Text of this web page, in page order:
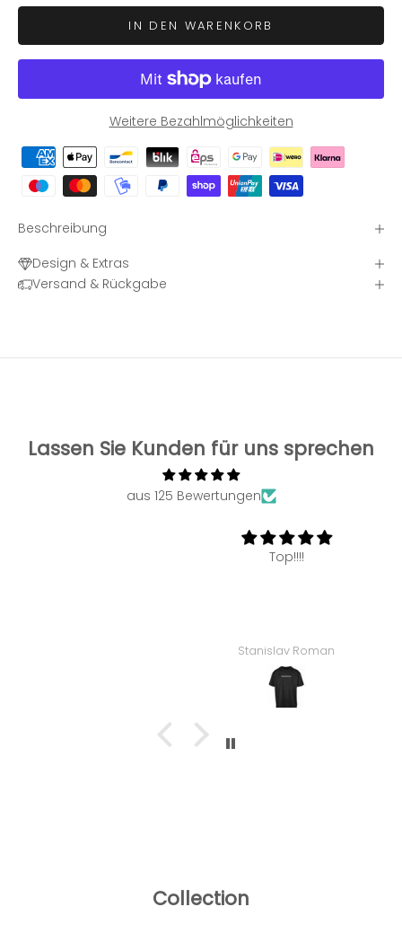
IN DEN WARENKORB
Weitere Bezahlmöglichkeiten
Beschreibung
Design & Extras
Versand & Rückgabe
Lassen Sie Kunden für uns sprechen
aus 125 Bewertungen
Stanislav Roman
Collection